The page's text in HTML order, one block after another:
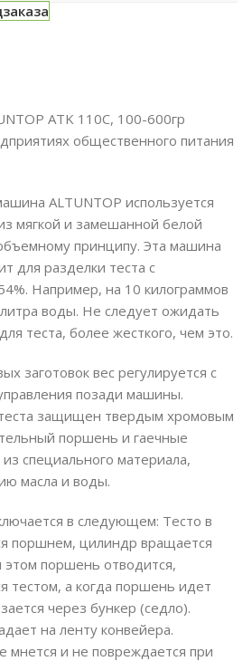
ATK 110С, 100-600гр
общественного питания
ALTUNTOP используется
мягкой и замешанной белой
принципу. Эта машина
для разделки теста с
Например, на 10 килограммов
воды. Не следует ожидать
теста, более жесткого, чем это.
заготовок вес регулируется с
позади машины.
защищен твердым хромовым
поршень и гаечные
специального материала,
масла и воды.
в следующем: Тесто в
поршнем, цилиндр вращается
этом поршень отводится,
тестом, а когда поршень идет
через бункер (седло).
на ленту конвейера.
мнется и не повреждается при